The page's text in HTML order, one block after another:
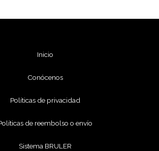
Inicio
Conócenos
Políticas de privacidad
de reembolso o envío
Sistema BRULER